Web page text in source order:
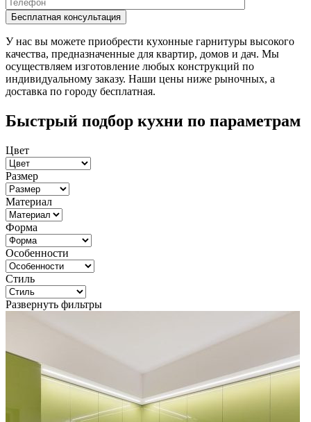
У нас вы можете приобрести кухонные гарнитуры высокого
качества, предназначенные для квартир, домов и дач. Мы
осуществляем изготовление любых конструкций по
индивидуальному заказу. Наши цены ниже рыночных, а
доставка по городу бесплатная.
Быстрый подбор кухни по параметрам
Цвет
Размер
Материал
Форма
Особенности
Стиль
Развернуть фильтры